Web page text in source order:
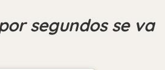
segundos se va